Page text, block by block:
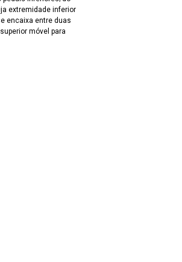
extremidade inferior
encaixa entre duas
móvel para